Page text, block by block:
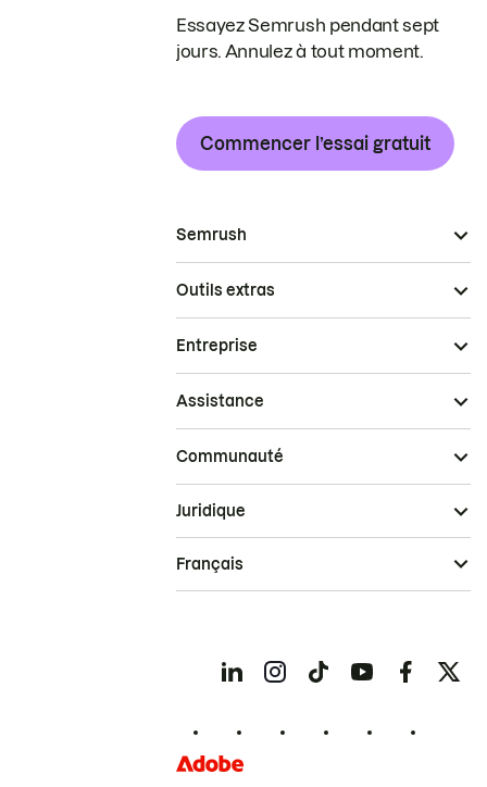
Essayez Semrush pendant sept
jours. Annulez à tout moment.
Commencer l’essai gratuit
Semrush
Outils extras
Entreprise
Assistance
Communauté
Juridique
Français